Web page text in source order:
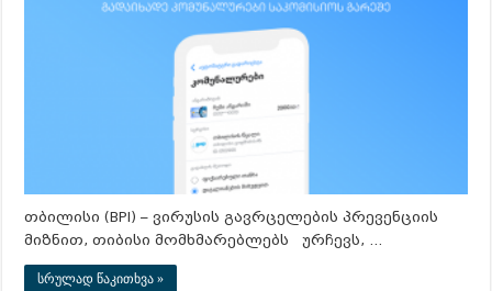
თბილისი (BPI) – ვირუსის გავრცელების პრევენციის
მიზნით, თიბისი მომხმარებლებს ურჩევს, …
სრულად წაკითხვა »